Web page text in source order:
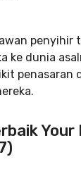
penyihir
ke dunia
penasaran
Your